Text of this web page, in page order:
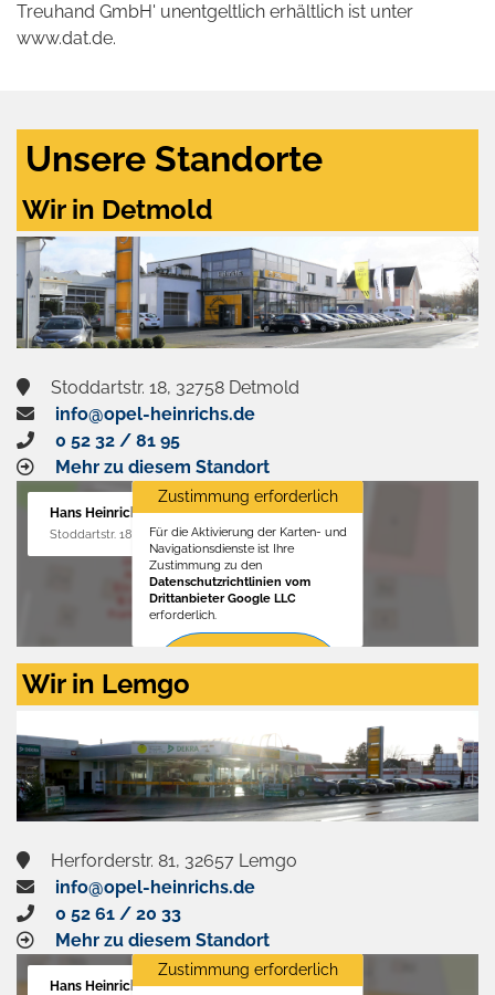
Treuhand GmbH' unentgeltlich erhältlich ist unter
www.dat.de.
Unsere Standorte
Wir in Detmold
Stoddartstr. 18, 32758 Detmold
info@opel-heinrichs.de
0 52 32 / 81 95
Mehr zu diesem Standort
Hans Heinrichs GmbH
Stoddartstr. 18, 32758 Detmold
Zustimmung erforderlich
Für die Aktivierung der Karten- und
Navigationsdienste ist Ihre
Zustimmung zu den
Datenschutzrichtlinien vom
Drittanbieter Google LLC
erforderlich.
Zustimmen
aktivieren
Wir in Lemgo
Herforderstr. 81, 32657 Lemgo
info@opel-heinrichs.de
0 52 61 / 20 33
Mehr zu diesem Standort
Hans Heinrichs GmbH
Zustimmung erforderlich